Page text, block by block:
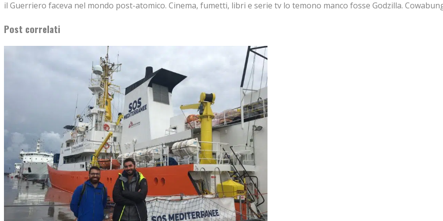
il Guerriero faceva nel mondo post-atomico. Cinema, fumetti, libri e serie tv lo temono manco fosse Godzilla.
Post correlati